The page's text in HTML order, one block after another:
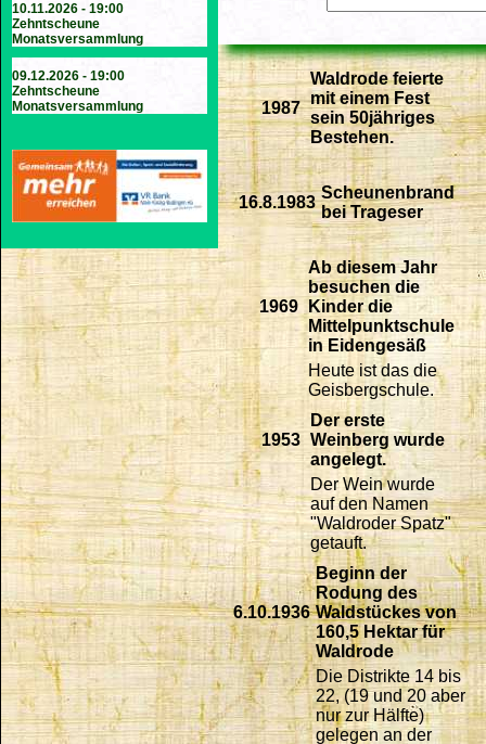
10.11.2026 - 19:00
Zehntscheune
Monatsversammlung
09.12.2026 - 19:00
Zehntscheune
Monatsversammlung
1987
Waldrode feierte
mit einem Fest
sein 50jähriges
Bestehen.
16.8.1983
Scheunenbrand
bei Trageser
1969
Ab diesem Jahr
besuchen die
Kinder die
Mittelpunktschule
in Eidengesäß
Heute ist das die
Geisbergschule.
1953
Der erste
Weinberg wurde
angelegt.
Der Wein wurde
auf den Namen
"Waldroder Spatz"
getauft.
6.10.1936
Beginn der
Rodung des
Waldstückes von
160,5 Hektar für
Waldrode
Die Distrikte 14 bis
22, (19 und 20 aber
nur zur Hälfte)
gelegen an der